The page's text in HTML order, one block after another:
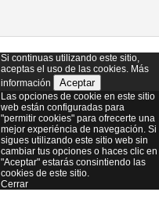
Si continuas utilizando este sitio,
aceptas el uso de las cookies. Más
información
Aceptar
Las opciones de cookie en este sitio
web están configuradas para
"permitir cookies" para ofrecerte una
mejor experiéncia de navegación. Si
sigues utilizando este sitio web sin
cambiar tus opciones o haces clic en
"Aceptar" estarás consintiendo las
cookies de este sitio.
Cerrar